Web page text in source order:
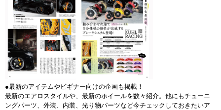
●最新のアイテムやビギナー向けの企画も掲載！
最新のエアロスタイルや、最新のホイールを数々紹介。他にもチューニ
ングパーツ、外装、内装、光り物パーツなど今チェックしておきたいア